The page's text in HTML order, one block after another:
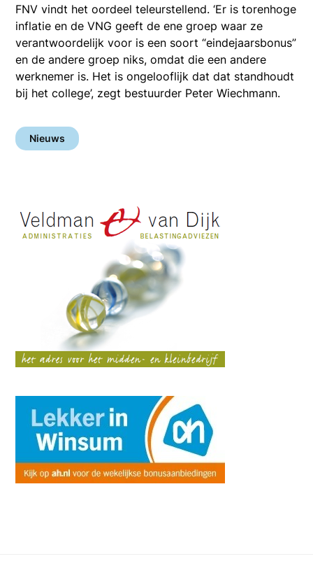
FNV vindt het oordeel teleurstellend. ‘Er is torenhoge
inflatie en de VNG geeft de ene groep waar ze
verantwoordelijk voor is een soort “eindejaarsbonus”
en de andere groep niks, omdat die een andere
werknemer is. Het is ongelooflijk dat dat standhoudt
bij het college’, zegt bestuurder Peter Wiechmann.
Nieuws